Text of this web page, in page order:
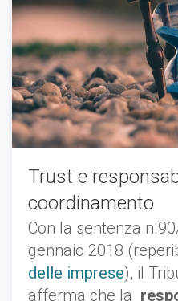
Trust e
coordinamento
Con la sentenza
gennaio 2018
delle imprese), il
afferma che la